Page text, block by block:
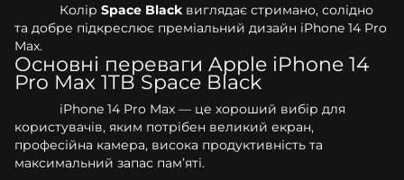
Колір Space Black виглядає стримано, солідно
та добре підкреслює преміальний дизайн iPhone 14 Pro
Max.
Основні переваги Apple iPhone 14
Pro Max 1TB Space Black
iPhone 14 Pro Max — це хороший вибір для
користувачів, яким потрібен великий екран,
професійна камера, висока продуктивність та
максимальний запас пам’яті.